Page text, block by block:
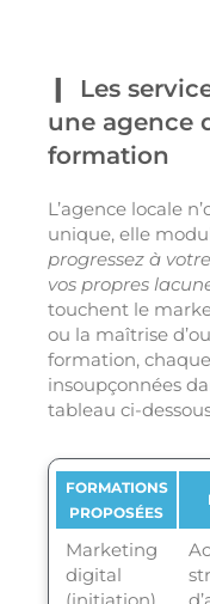
Les
une agence
formation
L’agence locale
unique, elle
progressez à
vos propres
touchent le
ou la maîtrise
formation,
insoupçonnées
tableau ci-
FORMATIONS
PROPOSÉES
Marketing
digital